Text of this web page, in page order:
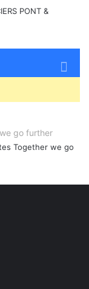
go further